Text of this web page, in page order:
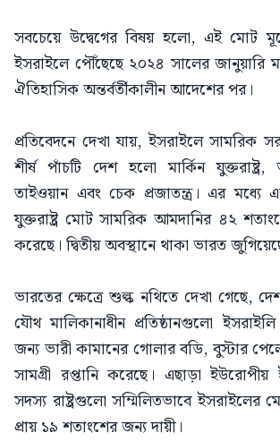
সবচেয়ে উদ্বেগের বিষয় হলো, এই মোট
ইসরাইলে পৌঁছেছে ২০২৪ সালের
ঐতিহাসিক অন্তর্বর্তীকালীন আদেশের পর।
প্রতিবেদনে দেখা যায়, ইসরাইলে সামরিক
শীর্ষ পাঁচটি দেশ হলো মার্কিন
তাইওয়ান এবং চেক প্রজাতন্ত্র। এর মধ্যে
যুক্তরাষ্ট্র মোট সামরিক আমদানির ৪২
করেছে। দ্বিতীয় অবস্থানে থাকা ভারত
ভারতের ক্ষেত্রে শুল্ক নথিতে দেখা গেছে,
যৌথ মালিকানাধীন প্রতিষ্ঠানগুলো ইসরাইলি
জন্য ভারী কামানের গোলার বডি, বুস্টার
সামগ্রী রপ্তানি করেছে। এছাড়া
সদস্য রাষ্ট্রগুলো সম্মিলিতভাবে ইসরাইলের
প্রায় ১৯ শতাংশের জন্য দায়ী।